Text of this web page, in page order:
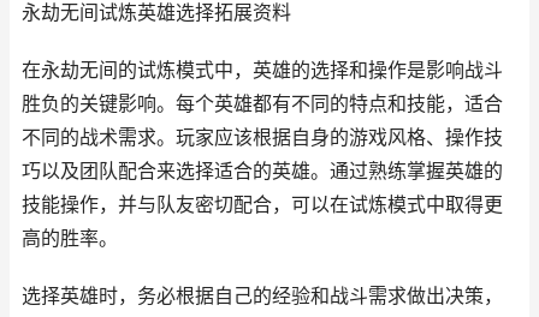
永劫无间试炼英雄选择拓展资料
在永劫无间的试炼模式中，英雄的选择和操作是影响战斗
胜负的关键影响。每个英雄都有不同的特点和技能，适合
不同的战术需求。玩家应该根据自身的游戏风格、操作技
巧以及团队配合来选择适合的英雄。通过熟练掌握英雄的
技能操作，并与队友密切配合，可以在试炼模式中取得更
高的胜率。
选择英雄时，务必根据自己的经验和战斗需求做出决策，